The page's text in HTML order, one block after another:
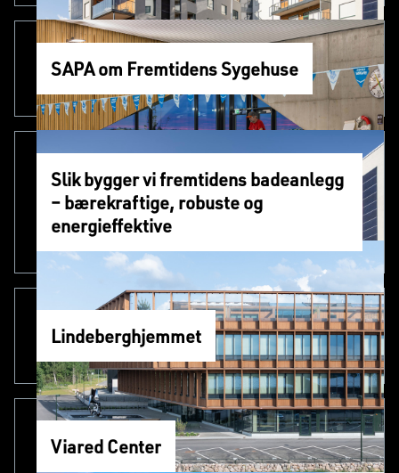
SAPA om Fremtidens Sygehuse
Slik bygger vi fremtidens badeanlegg
– bærekraftige, robuste og
energieffektive
Lindeberghjemmet
Viared Center